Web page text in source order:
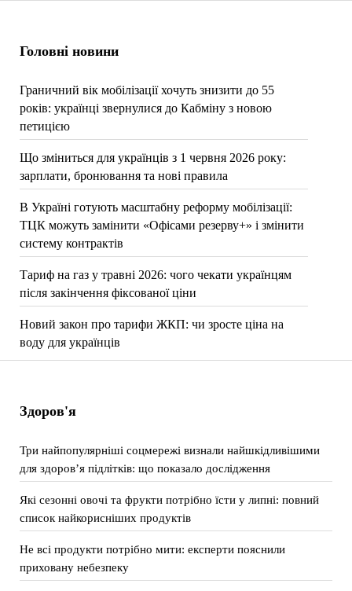
Головні новини
Граничний вік мобілізації хочуть знизити до 55
років: українці звернулися до Кабміну з новою
петицією
Що зміниться для українців з 1 червня 2026 року:
зарплати, бронювання та нові правила
В Україні готують масштабну реформу мобілізації:
ТЦК можуть замінити «Офісами резерву+» і змінити
систему контрактів
Тариф на газ у травні 2026: чого чекати українцям
після закінчення фіксованої ціни
Новий закон про тарифи ЖКП: чи зросте ціна на
воду для українців
Здоров'я
Три найпопулярніші соцмережі визнали найшкідливішими
для здоров’я підлітків: що показало дослідження
Які сезонні овочі та фрукти потрібно їсти у липні: повний
список найкорисніших продуктів
Не всі продукти потрібно мити: експерти пояснили
приховану небезпеку